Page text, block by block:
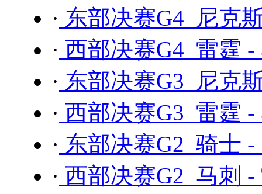
· 东部决赛G4 尼克
· 西部决赛G4 雷霆
· 东部决赛G3 尼克
· 西部决赛G3 雷霆
· 东部决赛G2 骑士
· 西部决赛G2 马刺